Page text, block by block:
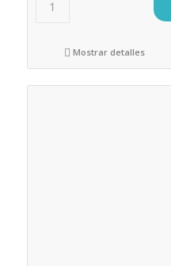
Mostrar detalles